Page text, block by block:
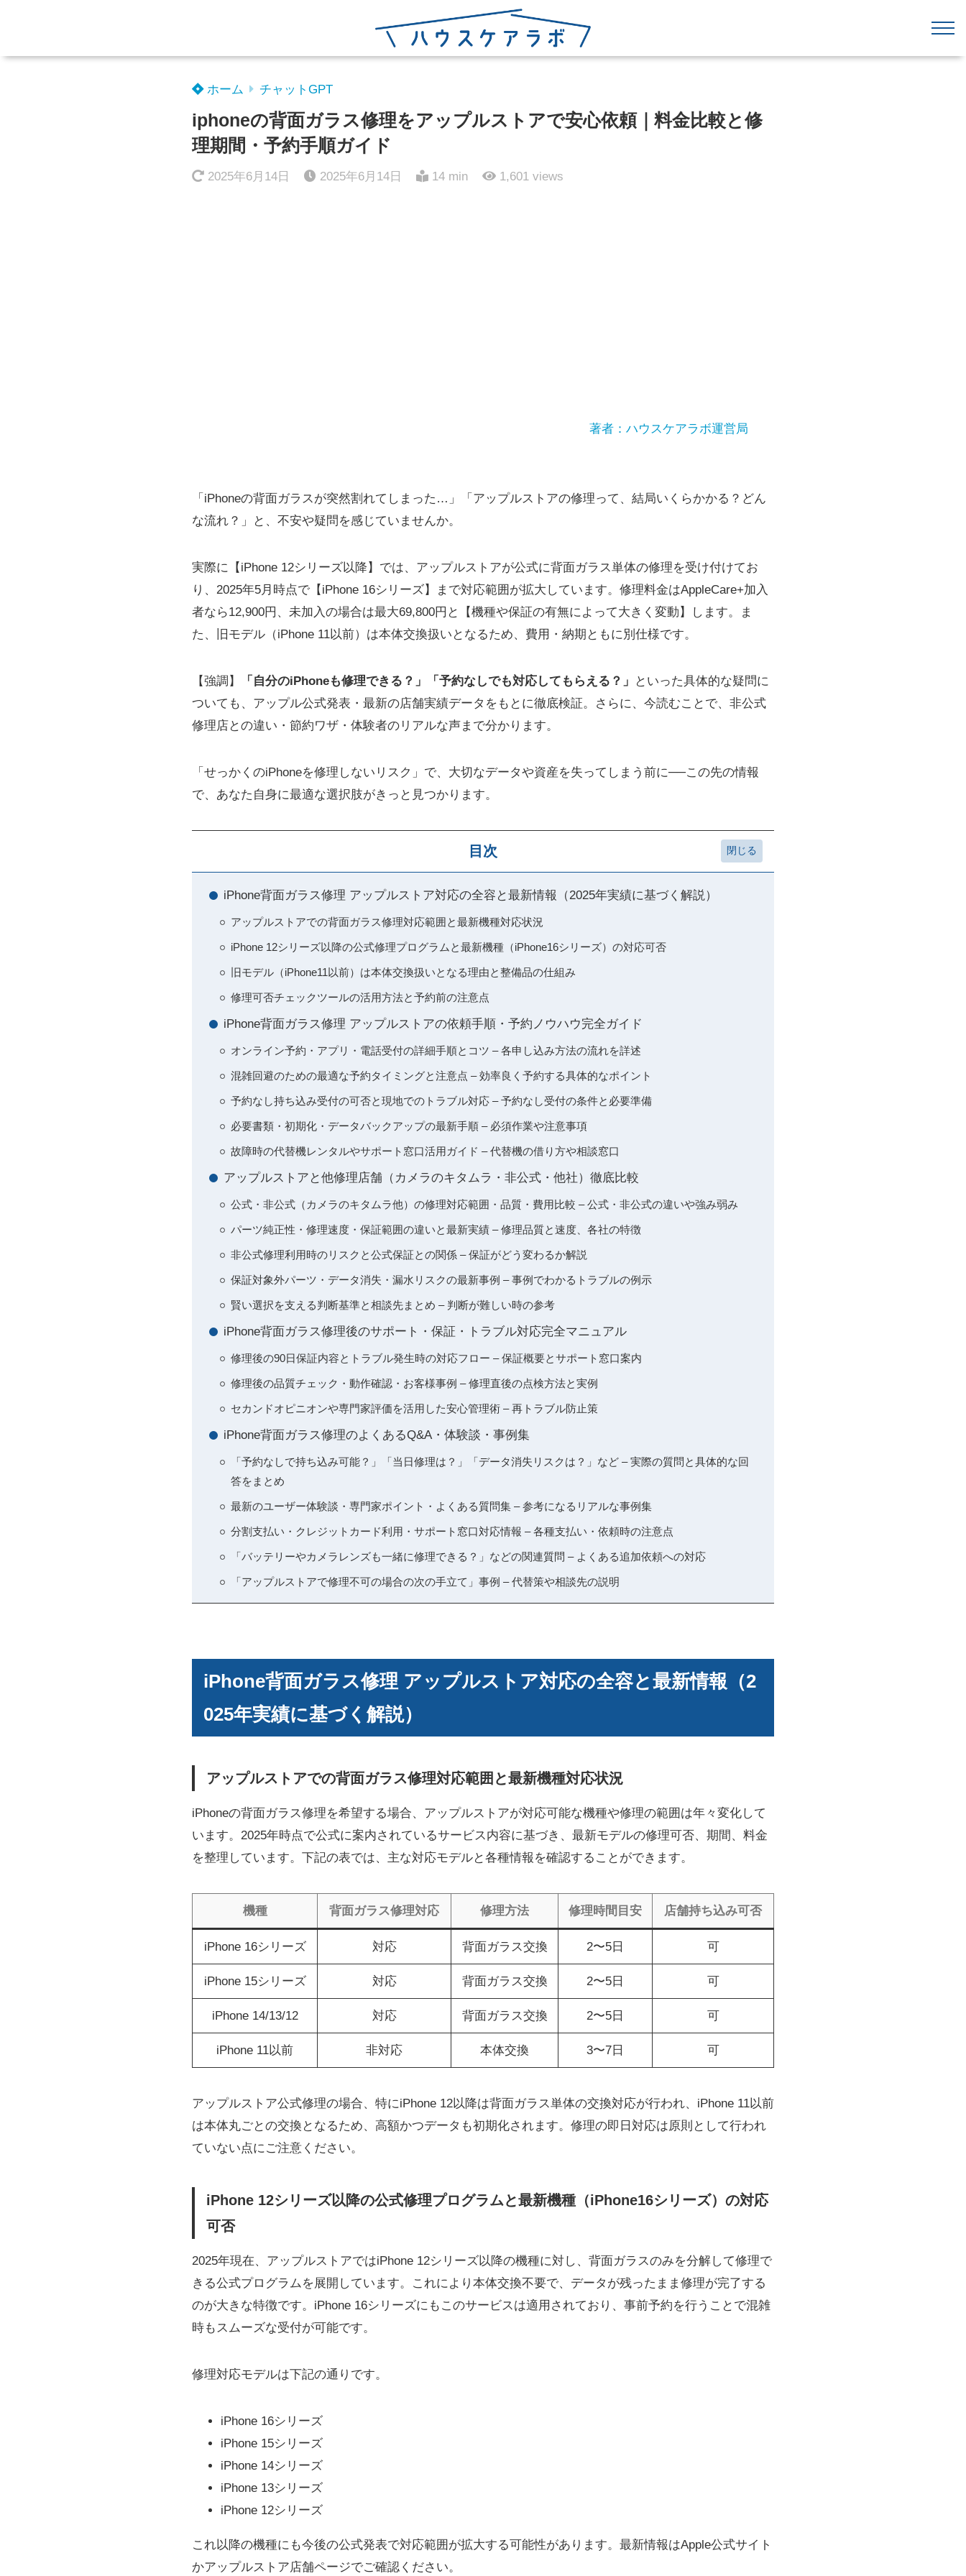
ホーム チャットGPT
iphoneの背面ガラス修理をアップルストアで安心依頼｜料金比較と修
理期間・予約手順ガイド
2025年6月14日 2025年6月14日 14 min 1,601 views
著者：ハウスケアラボ運営局
「iPhoneの背面ガラスが突然割れてしまった…」「アップルストアの修理って、結局いくらかかる？どん
な流れ？」と、不安や疑問を感じていませんか。
実際に【iPhone 12シリーズ以降】では、アップルストアが公式に背面ガラス単体の修理を受け付けてお
り、2025年5月時点で【iPhone 16シリーズ】まで対応範囲が拡大しています。修理料金はAppleCare+加入
者なら12,900円、未加入の場合は最大69,800円と【機種や保証の有無によって大きく変動】します。ま
た、旧モデル（iPhone 11以前）は本体交換扱いとなるため、費用・納期ともに別仕様です。
【強調】 「自分のiPhoneも修理できる？」「予約なしでも対応してもらえる？」
といった具体的な疑問に
ついても、アップル公式発表・最新の店舗実績データをもとに徹底検証。さらに、今読むことで、非公式
修理店との違い・節約ワザ・体験者のリアルな声まで分かります。
「せっかくのiPhoneを修理しないリスク」で、大切なデータや資産を失ってしまう前に──この先の情報
で、あなた自身に最適な選択肢がきっと見つかります。
目次
iPhone背面ガラス修理 アップルストア対応の全容と最新情報（2025年実績に基づく解説）
アップルストアでの背面ガラス修理対応範囲と最新機種対応状況
iPhone 12シリーズ以降の公式修理プログラムと最新機種（iPhone16シリーズ）の対応可否
旧モデル（iPhone11以前）は本体交換扱いとなる理由と整備品の仕組み
修理可否チェックツールの活用方法と予約前の注意点
iPhone背面ガラス修理 アップルストアの依頼手順・予約ノウハウ完全ガイド
オンライン予約・アプリ・電話受付の詳細手順とコツ – 各申し込み方法の流れを詳述
混雑回避のための最適な予約タイミングと注意点 – 効率良く予約する具体的なポイント
予約なし持ち込み受付の可否と現地でのトラブル対応 – 予約なし受付の条件と必要準備
必要書類・初期化・データバックアップの最新手順 – 必須作業や注意事項
故障時の代替機レンタルやサポート窓口活用ガイド – 代替機の借り方や相談窓口
アップルストアと他修理店舗（カメラのキタムラ・非公式・他社）徹底比較
公式・非公式（カメラのキタムラ他）の修理対応範囲・品質・費用比較 – 公式・非公式の違いや強み弱み
パーツ純正性・修理速度・保証範囲の違いと最新実績 – 修理品質と速度、各社の特徴
非公式修理利用時のリスクと公式保証との関係 – 保証がどう変わるか解説
保証対象外パーツ・データ消失・漏水リスクの最新事例 – 事例でわかるトラブルの例示
賢い選択を支える判断基準と相談先まとめ – 判断が難しい時の参考
iPhone背面ガラス修理後のサポート・保証・トラブル対応完全マニュアル
修理後の90日保証内容とトラブル発生時の対応フロー – 保証概要とサポート窓口案内
修理後の品質チェック・動作確認・お客様事例 – 修理直後の点検方法と実例
セカンドオピニオンや専門家評価を活用した安心管理術 – 再トラブル防止策
iPhone背面ガラス修理のよくあるQ&A・体験談・事例集
「予約なしで持ち込み可能？」「当日修理は？」「データ消失リスクは？」など – 実際の質問と具体的な回
答をまとめ
最新のユーザー体験談・専門家ポイント・よくある質問集 – 参考になるリアルな事例集
分割支払い・クレジットカード利用・サポート窓口対応情報 – 各種支払い・依頼時の注意点
「バッテリーやカメラレンズも一緒に修理できる？」などの関連質問 – よくある追加依頼への対応
「アップルストアで修理不可の場合の次の手立て」事例 – 代替策や相談先の説明
iPhone背面ガラス修理 アップルストア対応の全容と最新情報（2
025年実績に基づく解説）
アップルストアでの背面ガラス修理対応範囲と最新機種対応状況
iPhoneの背面ガラス修理を希望する場合、アップルストアが対応可能な機種や修理の範囲は年々変化して
います。2025年時点で公式に案内されているサービス内容に基づき、最新モデルの修理可否、期間、料金
を整理しています。下記の表では、主な対応モデルと各種情報を確認することができます。
機種 背面ガラス修理対応 修理方法 修理時間目安 店舗持ち込み可否
iPhone 16シリーズ 対応 背面ガラス交換 2〜5日 可
iPhone 15シリーズ 対応 背面ガラス交換 2〜5日 可
iPhone 14/13/12 対応 背面ガラス交換 2〜5日 可
iPhone 11以前 非対応 本体交換 3〜7日 可
アップルストア公式修理の場合、特にiPhone 12以降は背面ガラス単体の交換対応が行われ、iPhone 11以前
は本体丸ごとの交換となるため、高額かつデータも初期化されます。修理の即日対応は原則として行われ
ていない点にご注意ください。
iPhone 12シリーズ以降の公式修理プログラムと最新機種（iPhone16シリーズ）の対応
可否
2025年現在、アップルストアではiPhone 12シリーズ以降の機種に対し、背面ガラスのみを分解して修理で
きる公式プログラムを展開しています。これにより本体交換不要で、データが残ったまま修理が完了する
のが大きな特徴です。iPhone 16シリーズにもこのサービスは適用されており、事前予約を行うことで混雑
時もスムーズな受付が可能です。
修理対応モデルは下記の通りです。
iPhone 16シリーズ
iPhone 15シリーズ
iPhone 14シリーズ
iPhone 13シリーズ
iPhone 12シリーズ
これ以降の機種にも今後の公式発表で対応範囲が拡大する可能性があります。最新情報はApple公式サイト
かアップルストア店舗ページでご確認ください。